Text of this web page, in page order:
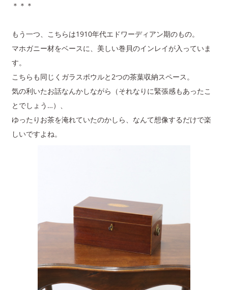
＊＊＊
もう一つ、こちらは1910年代エドワーディアン期のもの。
マホガニー材をベースに、美しい巻貝のインレイが入っていま
す。
こちらも同じくガラスボウルと2つの茶葉収納スペース。
気の利いたお話なんかしながら（それなりに緊張感もあったこ
とでしょう…）、
ゆったりお茶を淹れていたのかしら、なんて想像するだけで楽
しいですよね。